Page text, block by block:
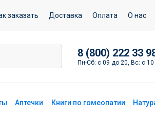
заказать Доставка Оплата О нас
8 (800) 222 33
Пн-Сб: с 09 до 20, Вс: с
Аптечки Книги по гомеопатии